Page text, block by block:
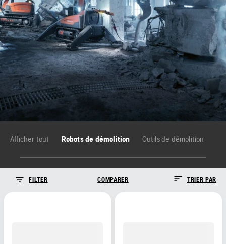
Afficher tout Robots de démolition Outils de démolition
FILTER COMPARER TRIER PAR